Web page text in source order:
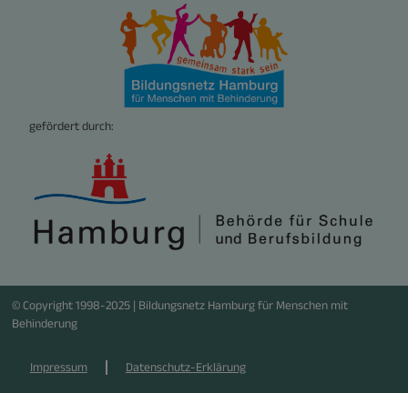
gefördert durch:
© Copyright 1998-2025 | Bildungsnetz Hamburg für Menschen mit
Behinderung
Impressum Datenschutz-Erklärung